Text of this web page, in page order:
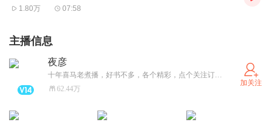
1.80万 07:58
主播信息
夜彦
十年喜马老煮播，好书不多，各个精彩，点个关注订阅吧铁汁~~~ 要加粉丝群的私聊我
62.44万
加关注